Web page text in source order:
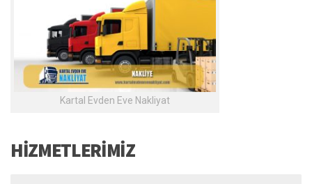
Kartal Evden Eve Nakliyat
HİZMETLERİMİZ